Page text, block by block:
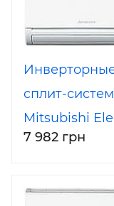
сплит-
Mitsubishi
MSZ-
GE25VA
7 982 грн